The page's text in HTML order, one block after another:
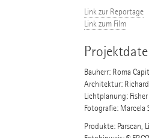
Link zur Reportage
Link zum Film
Bauherr: Roma
Architektur:
Lichtplanung:
Fotografie: Marcela
Produkte: Parscan,